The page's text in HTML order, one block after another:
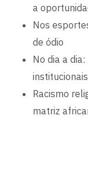
a
Nos
de ódio
No dia a
institucionais
Racismo
matriz